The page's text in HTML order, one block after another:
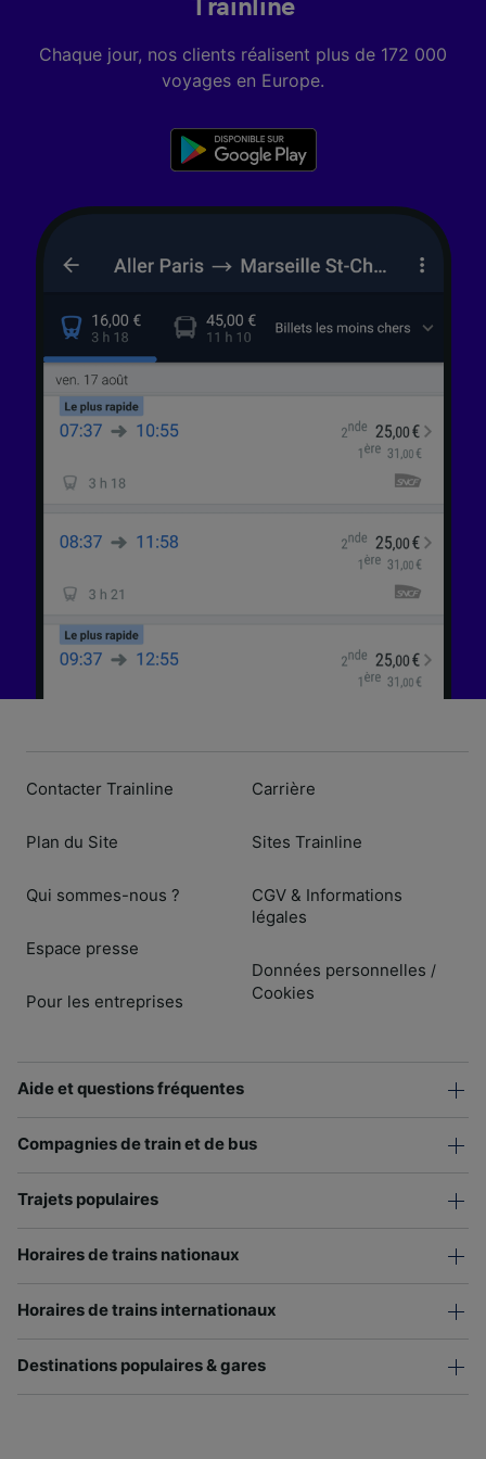
Trainline
Chaque jour, nos clients réalisent plus de 172 000
voyages en Europe.
Contacter Trainline
Plan du Site
Qui sommes-nous ?
Espace presse
Pour les entreprises
Carrière
Sites Trainline
CGV & Informations
légales
Données personnelles /
Cookies
Aide et questions fréquentes
Compagnies de train et de bus
Trajets populaires
Horaires de trains nationaux
Horaires de trains internationaux
Destinations populaires & gares